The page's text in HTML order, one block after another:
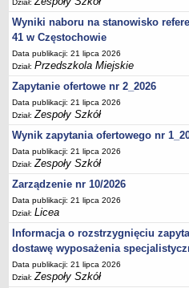
Dział:
Wyniki naboru na stanowisko
41 w Częstochowie
Data publikacji: 21 lipca 2026
Dział:Przedszkola Miejskie
Zapytanie ofertowe nr 2_2026
Data publikacji: 21 lipca 2026
Dział:Zespoły Szkół
Wynik zapytania ofertowego nr
Data publikacji: 21 lipca 2026
Dział:Zespoły Szkół
Zarządzenie nr 10/2026
Data publikacji: 21 lipca 2026
Dział:Licea
Informacja o rozstrzygnięciu
dostawę wyposażenia
Data publikacji: 21 lipca 2026
Dział:Zespoły Szkół